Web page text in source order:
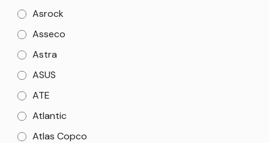
Asrock
Asseco
Astra
ASUS
ATE
Atlantic
Atlas Copco